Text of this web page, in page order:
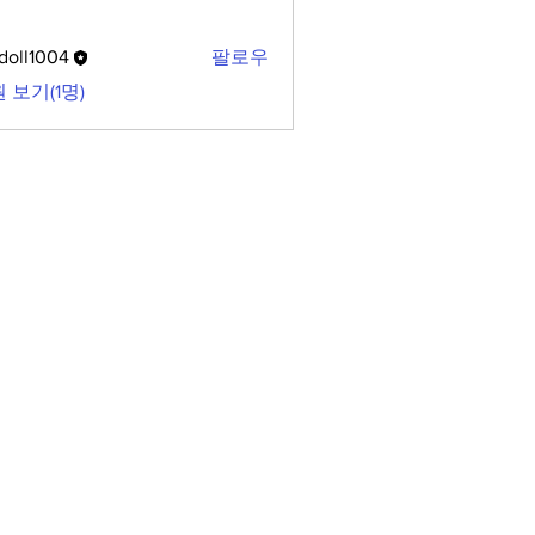
팔로우
보기(1명)